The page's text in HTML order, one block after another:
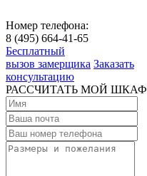
Номер телефона:
8 (495) 664-41-65
Бесплатный
вызов замерщика Заказать
консультацию
РАССЧИТАТЬ МОЙ ШКАФ